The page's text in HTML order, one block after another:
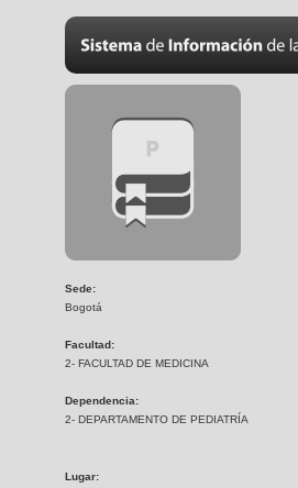
Sede:
Bogotá
Facultad:
2- FACULTAD DE MEDICINA
Dependencia:
2- DEPARTAMENTO DE PEDIATRÍA
Lugar: